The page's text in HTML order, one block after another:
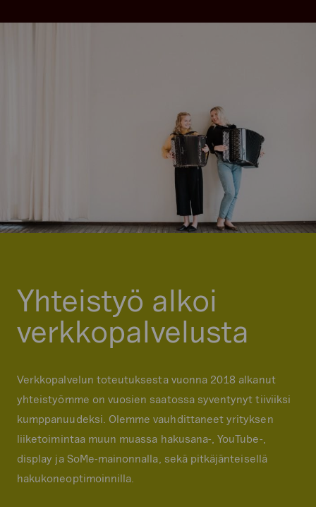
Yhteistyö alkoi
verkkopalvelusta
Verkkopalvelun toteutuksesta vuonna 2018 alkanut
yhteistyömme on vuosien saatossa syventynyt tiiviiksi
kumppanuudeksi. Olemme vauhdittaneet yrityksen
liiketoimintaa muun muassa hakusana-, YouTube-,
display ja SoMe-mainonnalla, sekä pitkäjänteisellä
hakukoneoptimoinnilla.